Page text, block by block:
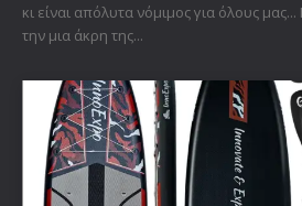
κι είναι απόλυτα νόμιμος για όλους
την μια άκρη της...